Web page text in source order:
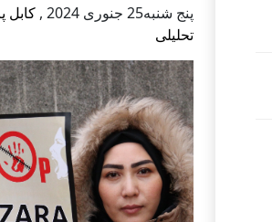
پنج شنبه25 جنوری 2024 ,
تحلیلی